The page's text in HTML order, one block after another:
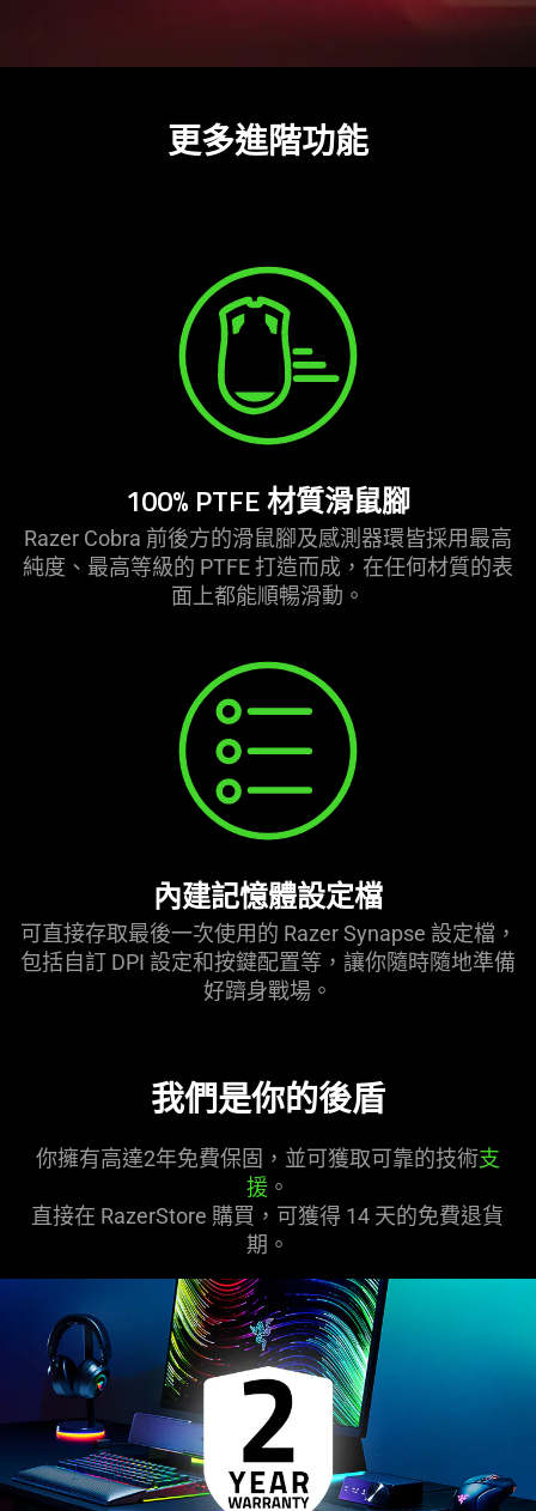
更多進階功能
100% PTFE 材質滑鼠腳
Razer Cobra 前後方的滑鼠腳及感測器環皆採用最高
純度、最高等級的 PTFE 打造而成，在任何材質的表
面上都能順暢滑動。
內建記憶體設定檔
可直接存取最後一次使用的 Razer Synapse 設定檔，
包括自訂 DPI 設定和按鍵配置等，讓你隨時隨地準備
好躋身戰場。
我們是你的後盾
你擁有高達2年免費保固，並可獲取可靠的技術支
援。
直接在 RazerStore 購買，可獲得 14 天的免費退貨
期。